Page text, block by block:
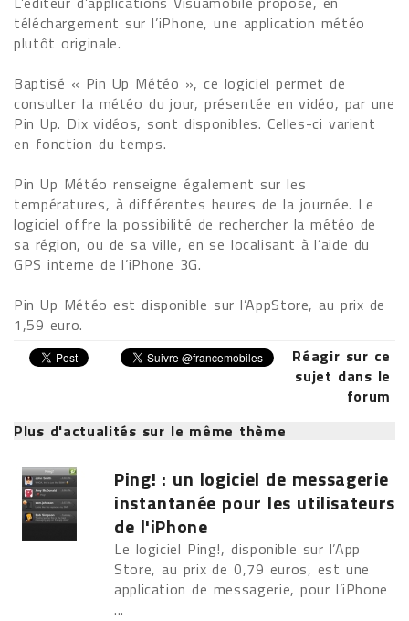
téléchargement sur l’iPhone, une application météo
plutôt originale.
Baptisé « Pin Up Météo », ce logiciel permet de
consulter la météo du jour, présentée en vidéo, par une
Pin Up. Dix vidéos, sont disponibles. Celles-ci varient
en fonction du temps.
Pin Up Météo renseigne également sur les
températures, à différentes heures de la journée. Le
logiciel offre la possibilité de rechercher la météo de
sa région, ou de sa ville, en se localisant à l’aide du
GPS interne de l’iPhone 3G.
Pin Up Météo est disponible sur l’AppStore, au prix de
1,59 euro.
Réagir sur ce
sujet dans le
forum
Plus d'actualités sur le même thème
Ping! : un logiciel de messagerie
instantanée pour les utilisateurs
de l'iPhone
Le logiciel Ping!, disponible sur l’App
Store, au prix de 0,79 euros, est une
application de messagerie, pour l’iPhone
...